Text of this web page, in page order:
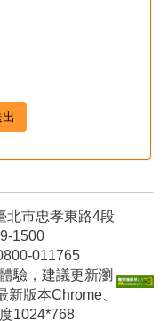
北市忠孝東路4段
1500
011765
驗，建議更新瀏
版本Chrome、
1024*768